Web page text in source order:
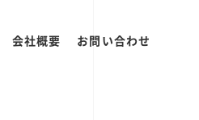
会社概要 お問い合わせ